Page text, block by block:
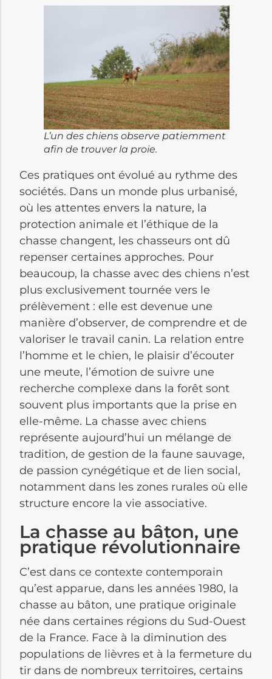
L’un des chiens observe patiemment
afin de trouver la proie.
Ces pratiques ont évolué au rythme des
sociétés. Dans un monde plus urbanisé,
où les attentes envers la nature, la
protection animale et l’éthique de la
chasse changent, les chasseurs ont dû
repenser certaines approches. Pour
beaucoup, la chasse avec des chiens n’est
plus exclusivement tournée vers le
prélèvement : elle est devenue une
manière d’observer, de comprendre et de
valoriser le travail canin. La relation entre
l’homme et le chien, le plaisir d’écouter
une meute, l’émotion de suivre une
recherche complexe dans la forêt sont
souvent plus importants que la prise en
elle-même. La chasse avec chiens
représente aujourd’hui un mélange de
tradition, de gestion de la faune sauvage,
de passion cynégétique et de lien social,
notamment dans les zones rurales où elle
structure encore la vie associative.
La chasse au bâton, une
pratique révolutionnaire
C’est dans ce contexte contemporain
qu’est apparue, dans les années 1980, la
chasse au bâton, une pratique originale
née dans certaines régions du Sud-Ouest
de la France. Face à la diminution des
populations de lièvres et à la fermeture du
tir dans de nombreux territoires, certains